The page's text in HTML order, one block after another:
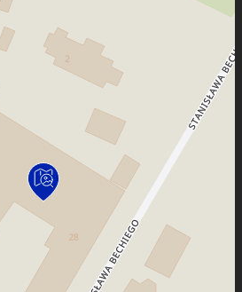
Wyszukaj